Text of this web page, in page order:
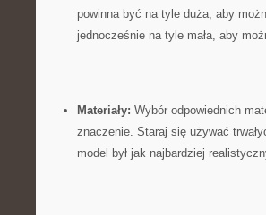
powinna być‌ na tyle ‌duża, aby⁤
jednocześnie‌ na tyle ⁣mała, aby
Materiały: Wybór​ odpowiednich​
znaczenie. Staraj się używać
model był ⁣jak najbardziej